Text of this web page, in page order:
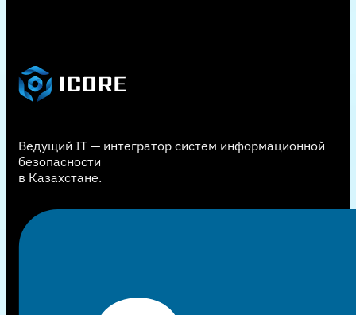
Ведущий IT — интегратор систем информационной
безопасности
в Казахстане.